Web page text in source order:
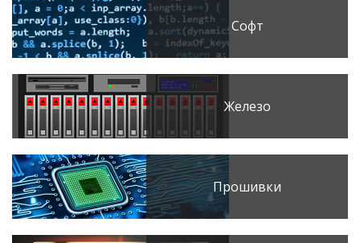
Софт
Железо
Прошивки